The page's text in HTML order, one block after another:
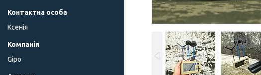
Ксенія
Gipo